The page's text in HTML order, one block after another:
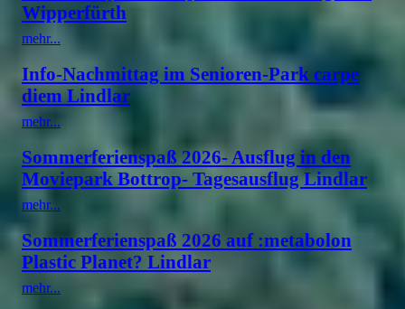
Wipperfürth
mehr...
Info-Nachmittag im Senioren-Park carpe
diem Lindlar
mehr...
Sommerferienspaß 2026- Ausflug in den
Moviepark Bottrop- Tagesausflug Lindlar
mehr...
Sommerferienspaß 2026 auf :metabolon
Plastic Planet? Lindlar
mehr...